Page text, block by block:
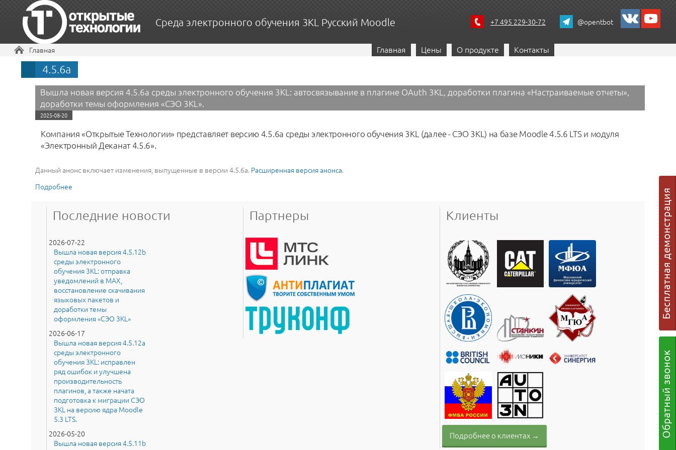
Среда электронного обучения 3KL Русский Moodle @opentbot
+7 495 229-30-72
Вы здесь
Главная Главная Цены О продукте Контакты
4.5.6a
Вышла новая версия 4.5.6a среды электронного обучения 3KL: автосвязывание в плагине OAuth 3KL, доработки плагина «‎Настраиваемые отчеты»,
доработки темы оформления «‎СЭО 3KL».
2025-08-20
Компания «Открытые Технологии» представляет версию 4.5.6a среды электронного обучения 3KL (далее - СЭО 3KL) на базе Moodle 4.5.6 LTS и модуля
«Электронный Деканат 4.5.6».
Данный анонс включает изменения, выпущенные в версии 4.5.6a. Расширенная версия анонса.
Подробнее о Вышла новая версия 4.5.6a среды электронного обучения 3KL: автосвязывание в плагине OAuth 3KL, доработки плагина «‎Настраиваемые отчеты», доработки темы оформления «‎СЭО
Последние новости
2026-07-22
Вышла новая версия 4.5.12b
среды электронного
обучения 3KL: отправка
уведомлений в MAX,
восстановление скачивания
языковых пакетов и
доработки темы
оформления «СЭО 3KL»
2026-06-17
Вышла новая версия 4.5.12a
среды электронного
обучения 3KL: исправлен
ряд ошибок и улучшена
производительность
плагинов, а также начата
подготовка к миграции СЭО
3KL на версию ядра Moodle
5.3 LTS.
2026-05-20
Вышла новая версия 4.5.11b
Партнеры Клиенты
Подробнее о клиентах →